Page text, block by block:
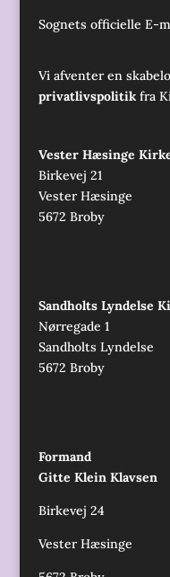
Sognets officielle E-
Vi afventer en
privatlivspolitikfra
Vester Hæsinge
Birkevej 21
Vester Hæsinge
5672 Broby
Sandholts Lyndelse
Nørregade 1
Sandholts Lyndelse
5672 Broby
Formand
Gitte Klein Klavsen
Birkevej 24
Vester Hæsinge